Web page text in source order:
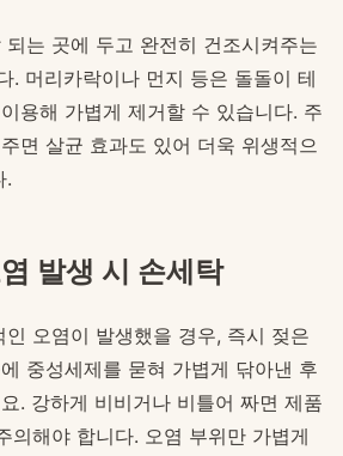
는 곳에 두고 완전히 건조시켜주는
. 머리카락이나 먼지 등은 돌돌이 테
용해 가볍게 제거할 수 있습니다. 주
면 살균 효과도 있어 더욱 위생적으
.
발생 시 손세탁
오염이 발생했을 경우, 즉시 젖은
중성세제를 묻혀 가볍게 닦아낸 후
. 강하게 비비거나 비틀어 짜면 제품
의해야 합니다. 오염 부위만 가볍게